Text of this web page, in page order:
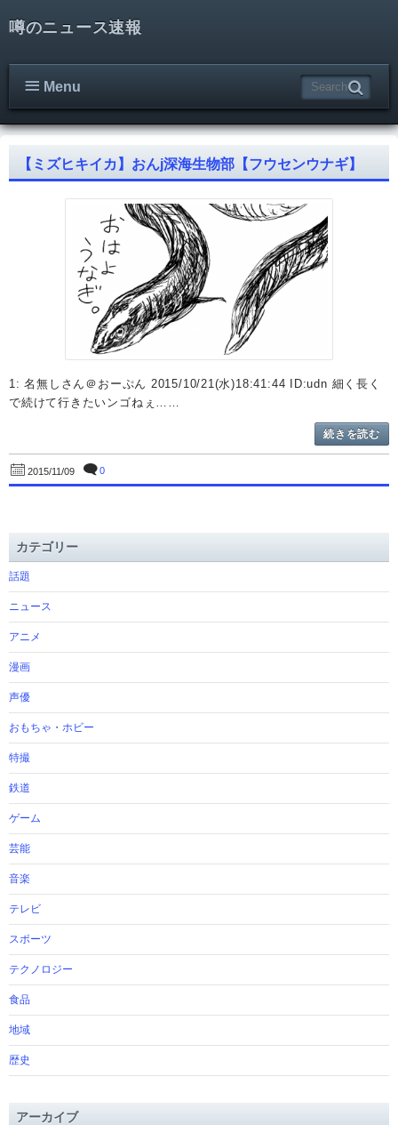
噂のニュース速報
Menu
【ミズヒキイカ】おんj深海生物部【フウセンウナギ】
1: 名無しさん＠おーぷん 2015/10/21(水)18:41:44 ID:udn 細く長く
で続けて行きたいンゴねぇ……
続きを読む
2015/11/09 0
カテゴリー
話題
ニュース
アニメ
漫画
声優
おもちゃ・ホビー
特撮
鉄道
ゲーム
芸能
音楽
テレビ
スポーツ
テクノロジー
食品
地域
歴史
アーカイブ